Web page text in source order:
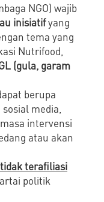
NGO) wajib
inisiatifyang
tema yang
Nutrifood,
(gula, garam
berupa
media,
intervensi
atau akan
tidak terafiliasi
politik